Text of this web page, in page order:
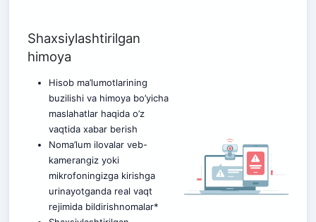
Shaxsiylashtirilgan
himoya
Hisob ma’lumotlarining
buzilishi va himoya bo’yicha
maslahatlar haqida o’z
vaqtida xabar berish
Noma’lum ilovalar veb-
kamerangiz yoki
mikrofoningizga kirishga
urinayotganda real vaqt
rejimida bildirishnomalar*